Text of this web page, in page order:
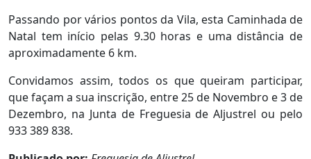
Passando por vários pontos da Vila, esta Caminhada de
Natal tem início pelas 9.30 horas e uma distância de
aproximadamente 6 km.
Convidamos assim, todos os que queiram participar,
que façam a sua inscrição, entre 25 de Novembro e 3 de
Dezembro, na Junta de Freguesia de Aljustrel ou pelo
933 389 838.